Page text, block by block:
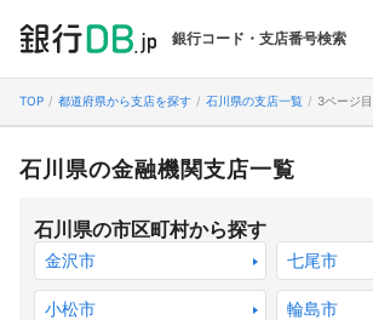
銀行コード・支店番号検索
TOP 都道府県から支店を探す 石川県の支店一覧 3ページ目
石川県の金融機関支店一覧
石川県の市区町村から探す
金沢市 七尾市
小松市 輪島市